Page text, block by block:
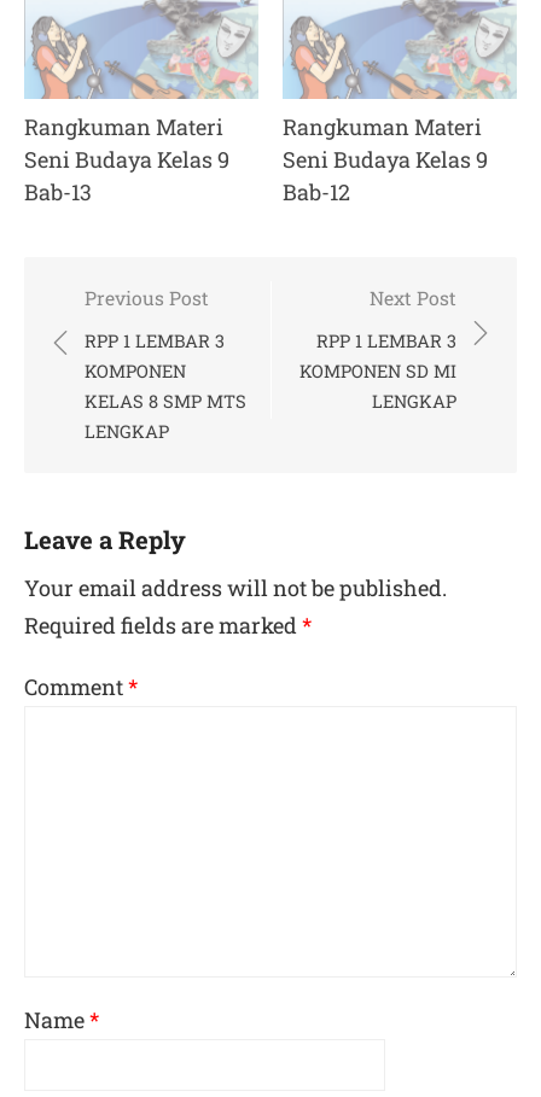
Rangkuman Materi
Seni Budaya Kelas 9
Bab-13
Rangkuman Materi
Seni Budaya Kelas 9
Bab-12
Post
navigation
Previous Post
RPP 1 LEMBAR 3
KOMPONEN
KELAS 8 SMP MTS
LENGKAP
Next Post
RPP 1 LEMBAR 3
KOMPONEN SD MI
LENGKAP
Leave a Reply
Your email address will not be published.
Required fields are marked*
Comment*
Name*